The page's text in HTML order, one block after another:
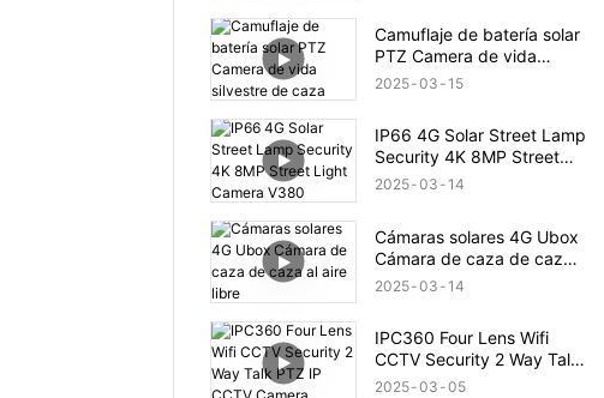
Camuflaje de batería solar
PTZ Camera de vida
silvestre de caza
2025 03 15
IP66 4G Solar Street Lamp
Security 4K 8MP Street
Light Camera V380
2025 03 14
Cámaras solares 4G Ubox
Cámara de caza de caza
al aire libre
2025 03 14
IPC360 Four Lens Wifi
CCTV Security 2 Way Talk
PTZ IP CCTV Camera
2025 03 05